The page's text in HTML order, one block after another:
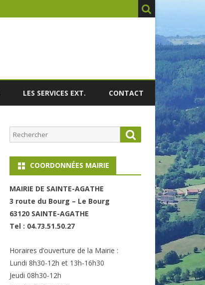
LES SERVICES EXT. CONTACT
Rechercher Search
COORDONNÉES MAIRIE
MAIRIE DE SAINTE-AGATHE
3 route du Bourg – Le Bourg
63120 SAINTE-AGATHE
Tel : 04.73.51.50.27
Horaires d’ouverture de la Mairie :
Lundi 8h30-12h et 13h-16h30
Jeudi 08h30-12h